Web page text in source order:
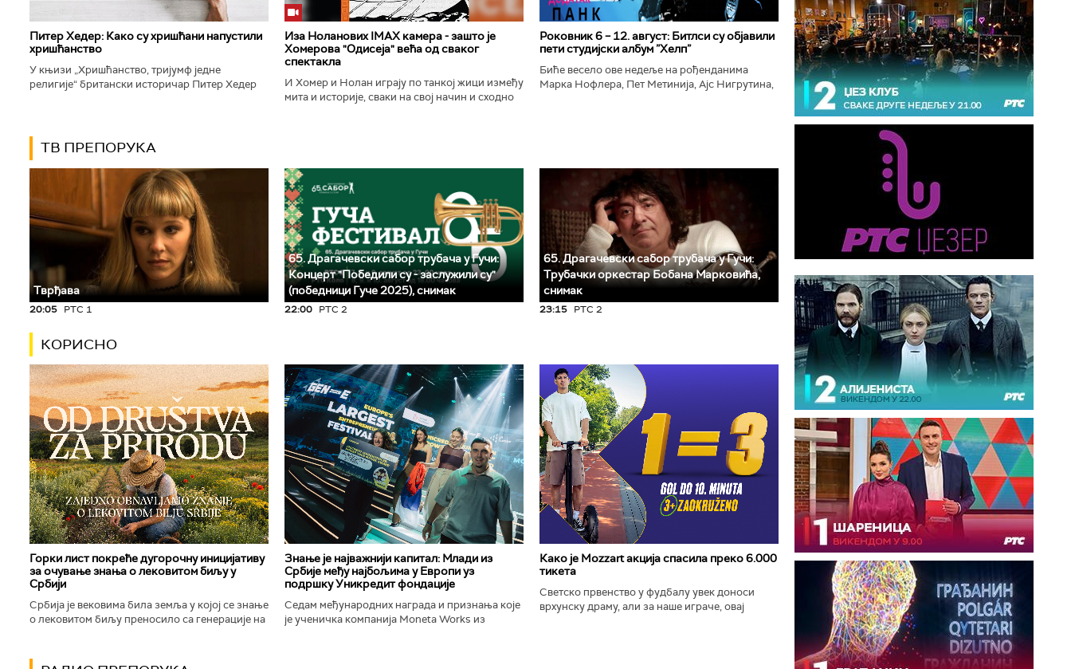
Питер Хедер: Како су хришћани напустили
хришћанство
У књизи „Хришћанство, тријумф једне
религије“ британски историчар Питер Хедер
Иза Ноланових IMAX камера - зашто је
Хомерова "Одисеја" већа од сваког
спектакла
И Хомер и Нолан играју по танкој жици између
мита и историје, сваки на свој начин и сходно
Роковник 6 – 12. август: Битлси су објавили
пети студијски албум ”Хелп”
Биће весело ове недеље на рођенданима
Марка Нофлера, Пет Метинија, Ајс Нигрутина,
ТВ ПРЕПОРУКА
Тврђава
20:05 РТС 1
65. Драгачевски сабор трубача у Гучи:
Концерт "Победили су - заслужили су"
(победници Гуче 2025), снимак
22:00 РТС 2
65. Драгачевски сабор трубача у Гучи:
Трубачки оркестар Бобана Марковића,
снимак
23:15 РТС 2
КОРИСНО
Горки лист покреће дугорочну иницијативу
за очување знања о лековитом биљу у
Србији
Србија је вековима била земља у којој се знање
о лековитом биљу преносило са генерације на
Знање је најважнији капитал: Млади из
Србије међу најбољима у Европи уз
подршку Уникредит фондације
Седам међународних награда и признања које
је ученичка компанија Moneta Works из
Како је Mozzart акција спасила преко 6.000
тикета
Светско првенство у фудбалу увек доноси
врхунску драму, али за наше играче, овај